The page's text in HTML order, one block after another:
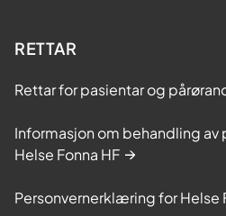
RETTAR
Rettar for pasientar og
Informasjon om behandling
Helse Fonna HF
Personvernerklæring for Helse